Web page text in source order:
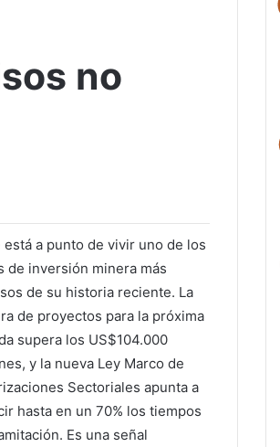
no
está a punto de vivir uno de los
de inversión minera más
de su historia reciente. La
de proyectos para la próxima
supera los US$104.000
y la nueva Ley Marco de
Sectoriales apunta a
hasta en un 70% los tiempos
Es una señal